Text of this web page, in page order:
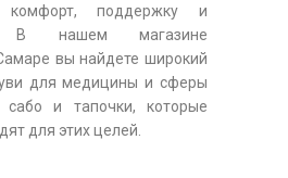
комфорт, поддержку и
В нашем магазине
вы найдете широкий
для медицины и сферы
сабо и тапочки, которые
для этих целей.